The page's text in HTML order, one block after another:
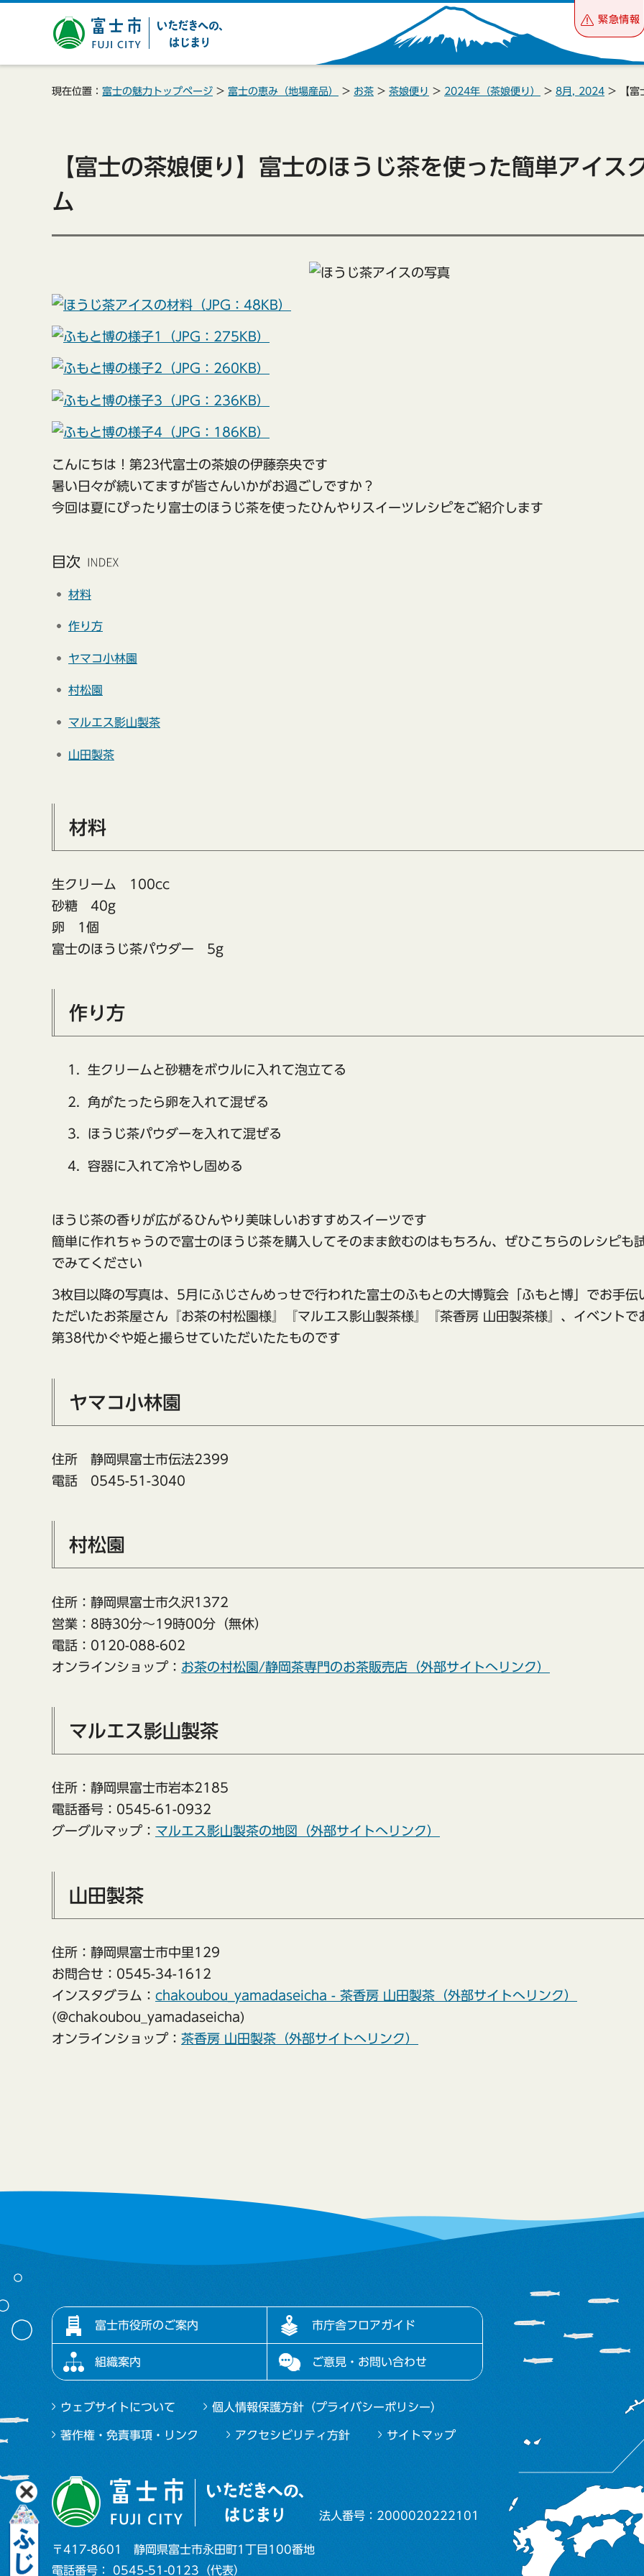
富士市 いただきへの、は
じまり
緊急情報
現在位置： 富士の魅力トップページ > 富士の恵み（地場産品） > お茶 > 茶娘便り > 2024年（茶娘便り） > 8月, 2024 > 【富
【富士の茶娘便り】富士のほうじ茶を使った簡単アイス
ム
（JPG：48KB）
（JPG：275KB）
（JPG：260KB）
（JPG：236KB）
（JPG：186KB）
こんにちは！第23代富士の茶娘の伊藤奈央です
暑い日々が続いてますが皆さんいかがお過ごしですか？
今回は夏にぴったり富士のほうじ茶を使ったひんやりスイーツレシピをご紹介します
目次
材料
作り方
ヤマコ小林園
村松園
マルエス影山製茶
山田製茶
材料
生クリーム 100cc
砂糖 40g
卵 1個
富士のほうじ茶パウダー 5g
作り方
生クリームと砂糖をボウルに入れて泡立てる
角がたったら卵を入れて混ぜる
ほうじ茶パウダーを入れて混ぜる
容器に入れて冷やし固める
ほうじ茶の香りが広がるひんやり美味しいおすすめスイーツです
簡単に作れちゃうので富士のほうじ茶を購入してそのまま飲むのはもちろん、ぜひこちらのレシピも
でみてください
3枚目以降の写真は、5月にふじさんめっせで行われた富士のふもとの大博覧会「ふもと博」でお手伝
ただいたお茶屋さん『お茶の村松園様』『マルエス影山製茶様』『茶香房 山田製茶様』、イベントで
第38代かぐや姫と撮らせていただいたたものです
ヤマコ小林園
住所 静岡県富士市伝法2399
電話 0545-51-3040
村松園
住所：静岡県富士市久沢1372
営業：8時30分～19時00分（無休）
電話：0120-088-602
オンラインショップ： お茶の村松園/静岡茶専門のお茶販売店（外部サイトへリンク）
マルエス影山製茶
住所：静岡県富士市岩本2185
電話番号：0545-61-0932
グーグルマップ： マルエス影山製茶の地図（外部サイトへリンク）
山田製茶
住所：静岡県富士市中里129
お問合せ：0545-34-1612
インスタグラム： chakoubou_yamadaseicha - 茶香房 山田製茶（外部サイトへリンク）
(@chakoubou_yamadaseicha)
オンラインショップ： 茶香房 山田製茶（外部サイトへリンク）
富士市役所のご案内 市庁舎フロアガイド
組織案内 ご意見・お問い合わせ
ウェブサイトについて 個人情報保護方針（プライバシーポリシー）
著作権・免責事項・リンク アクセシビリティ方針 サイトマップ
法人番号：2000020222101
〒417-8601 静岡県富士市永田町1丁目100番地
電話番号： 0545-51-0123（代表）